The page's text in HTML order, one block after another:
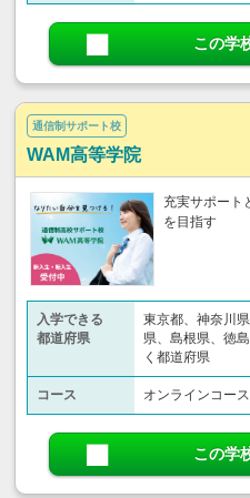
この学
通信制サポート校
WAM高等学院
充実サポート
を目指す
入学できる
都道府県
東京都、神奈川
県、島根県、徳
く都道府県
コース オンラインコース
この学